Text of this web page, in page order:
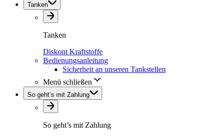
Tanken
Tanken
Diskont Kraftstoffe
Bedienungsanleitung
Sicherheit an unseren Tankstellen
Menü schließen
So geht’s mit Zahlung
So geht’s mit Zahlung